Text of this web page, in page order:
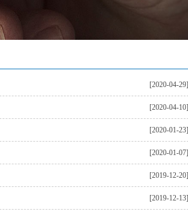
[2020-04-29]
[2020-04-10]
[2020-01-23]
[2020-01-07]
[2019-12-20]
[2019-12-13]